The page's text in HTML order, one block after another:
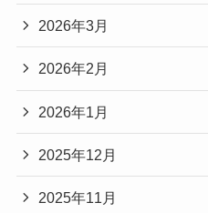
2026年3月
2026年2月
2026年1月
2025年12月
2025年11月